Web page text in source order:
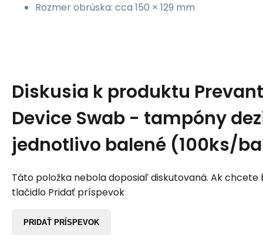
Rozmer obrúska: cca 150 × 129 mm
Diskusia k produktu
Device Swab - tampóny
jednotlivo balené (100ks/
Táto položka nebola doposiaľ diskutovaná. Ak chcete
tlačidlo Pridať príspevok
PRIDAŤ PRÍSPEVOK